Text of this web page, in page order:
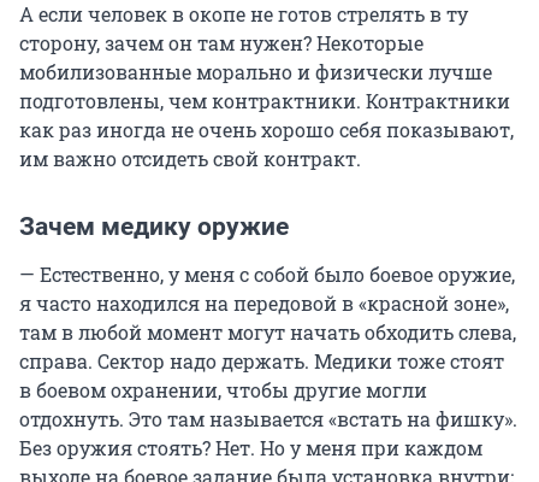
А если человек в окопе не готов стрелять в ту
сторону, зачем он там нужен? Некоторые
мобилизованные морально и физически лучше
подготовлены, чем контрактники. Контрактники
как раз иногда не очень хорошо себя показывают,
им важно отсидеть свой контракт.
Зачем медику оружие
— Естественно, у меня с собой было боевое оружие,
я часто находился на передовой в «красной зоне»,
там в любой момент могут начать обходить слева,
справа. Сектор надо держать. Медики тоже стоят
в боевом охранении, чтобы другие могли
отдохнуть. Это там называется «встать на фишку».
Без оружия стоять? Нет. Но у меня при каждом